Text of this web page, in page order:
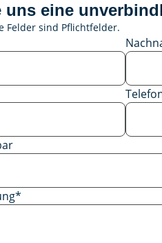
uns eine
Felder sind Pflichtfelder.
*